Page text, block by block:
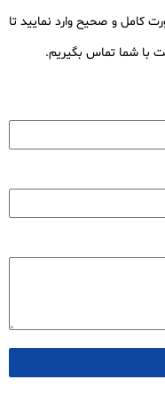
کامل و صحیح وارد نمایید تا
با شما تماس بگیریم.